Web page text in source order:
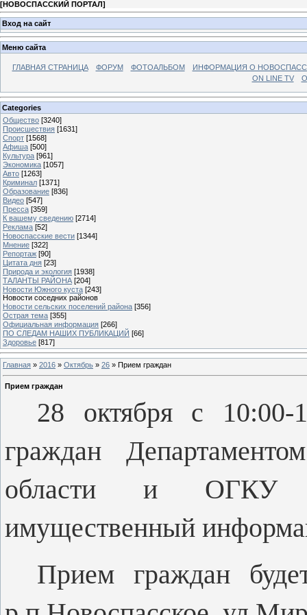
[НОВОСПАССКИЙ ПОРТАЛ]
Вход на сайт
Меню сайта
ГЛАВНАЯ СТРАНИЦА ФОРУМ ФОТОАЛЬБОМ
ИНФОРМАЦИЯ О
ON LINE TV
Categories
Общество [3240]
Происшествия [1631]
Спорт [1568]
Афиша [500]
Культура [961]
Экономика [1057]
Авто [1263]
Криминал [1371]
Образование [836]
Видео [547]
Пресса [359]
К вашему сведению [2714]
Реклама [52]
Новоспасские вести [1344]
Мнение [322]
Репортаж [90]
Цитата дня [23]
Природа и экология [1938]
ТАЛАНТЫ РАЙОНА [204]
Новости Южного куста [243]
Новости соседних районов
Новости сельских поселений района [356]
Острая тема [355]
Официальная информация [266]
ПО СЛЕДАМ НАШИХ ПУБЛИКАЦИЙ [66]
Здоровье [817]
Главная » 2016 » Октябрь » 26 » Прием граждан
Прием граждан
28 октября с 10:00-
граждан
области и ОГКУ
имущественный
Прием граждан